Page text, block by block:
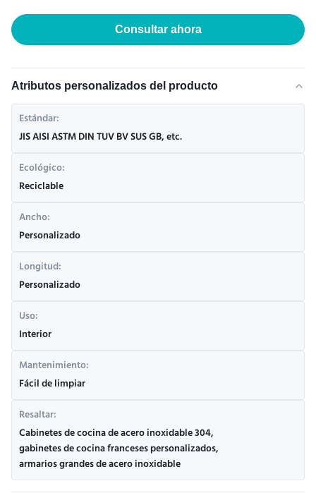
Consultar ahora
Atributos personalizados del producto
Estándar:
JIS AISI ASTM DIN TUV BV SUS GB, etc.
Ecológico:
Reciclable
Ancho:
Personalizado
Longitud:
Personalizado
Uso:
Interior
Mantenimiento:
Fácil de limpiar
Resaltar:
Cabinetes de cocina de acero inoxidable 304,
gabinetes de cocina franceses personalizados,
armarios grandes de acero inoxidable